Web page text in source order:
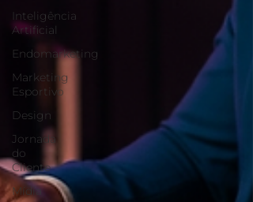
Inteligência
Artificial
Endomarketing
Marketing
Esportivo
Design
Jornada
do
Cliente
Mídia